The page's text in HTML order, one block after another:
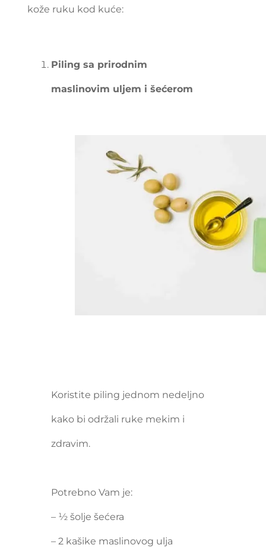
kože ruku kod kuće:
Piling sa prirodnim
maslinovim uljem i šećerom
Koristite piling jednom nedeljno
kako bi održali ruke mekim i
zdravim.
Potrebno Vam je:
– ½ šolje šećera
– 2 kašike maslinovog ulja